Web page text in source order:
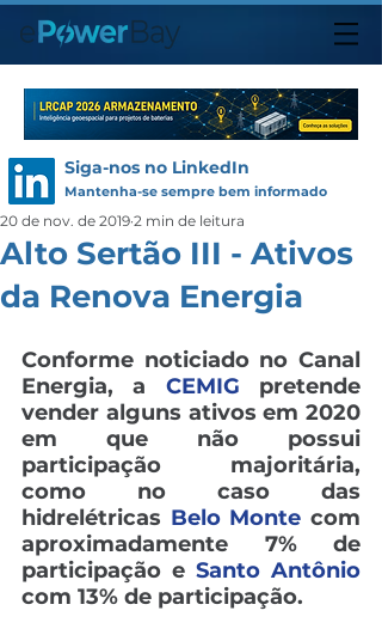
Siga-nos no LinkedIn
Mantenha-se sempre bem informado
Alto Sertão III - Ativos
da Renova Energia
20 de nov. de 2019 2 min de leitura
Conforme noticiado no Canal
Energia, a CEMIG pretende
vender alguns ativos em 2020
em que não possui
participação majoritária,
como no caso das
hidrelétricas Belo Monte com
aproximadamente 7% de
participação e Santo Antônio
com 13% de participação.